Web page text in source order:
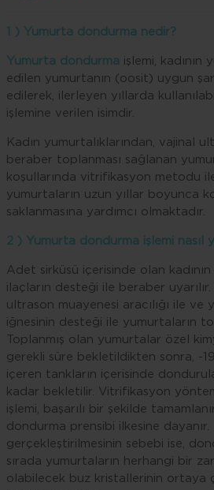
1 ) Yumurta dondurma nedir?
Yumurta dondurma işlemi, kadının
edilen yumurtanın (oosit) uygun
edilerek, ilerleyen yıllarda
işlemine verilen isimdir.
Kadın yumurtalıklarından, vajinal
beraber toplanması sağlanan
koşullarında vitrifikasyon metodu
yumurtaların uzun yıllar boyunca
saklanmasına yardımcı olmaktadır.
2 ) Yumurta dondurma işlemi nasıl
Adet sirküsü içerisinde olan
ilaçların desteği ile beraber
ultrason muayenesi aracılığı ile
iğnesinin desteği ile yumurtaların
Toplanmış olan yumurtalar özel
gerekli süre bekletildikten sonra, -
içeren tankların içerisinde
kadar bekletilir. Vitrifikasyon
işlemi, başarılı bir şekilde
dondurma prensibi ilkesine dayanır.
gerçekleştirilmesinin sebebi ise,
sırada yumurtaların herhangi bir
olabilecek buz kristallerinin ortaya